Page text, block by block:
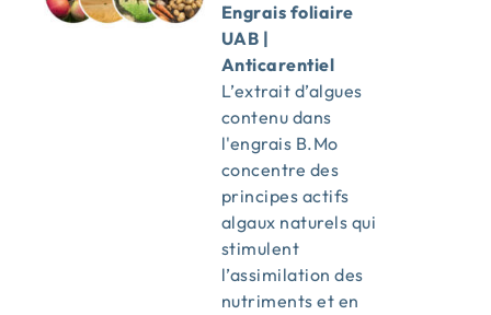
Engrais foliaire
UAB |
Anticarentiel
L’extrait d’algues
contenu dans
l'engrais B.Mo
concentre des
principes actifs
algaux naturels qui
stimulent
l’assimilation des
nutriments et en